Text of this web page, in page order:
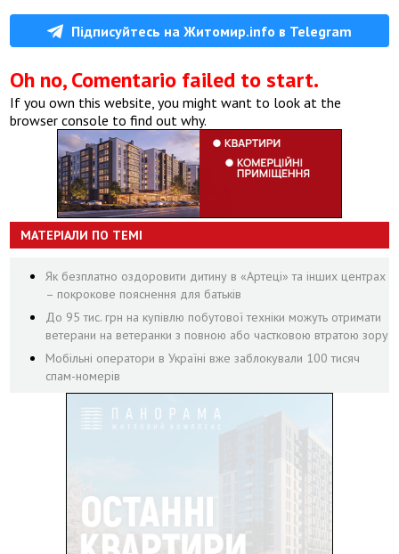
Підписуйтесь на Житомир.info в Telegram
Oh no, Comentario failed to start.
If you own this website, you might want to look at the
browser console to find out why.
МАТЕРІАЛИ ПО ТЕМІ
Як безплатно оздоровити дитину в «Артеці» та інших центрах
– покрокове пояснення для батьків
До 95 тис. грн на купівлю побутової техніки можуть отримати
ветерани на ветеранки з повною або частковою втратою зору
Мобільні оператори в Україні вже заблокували 100 тисяч
спам-номерів